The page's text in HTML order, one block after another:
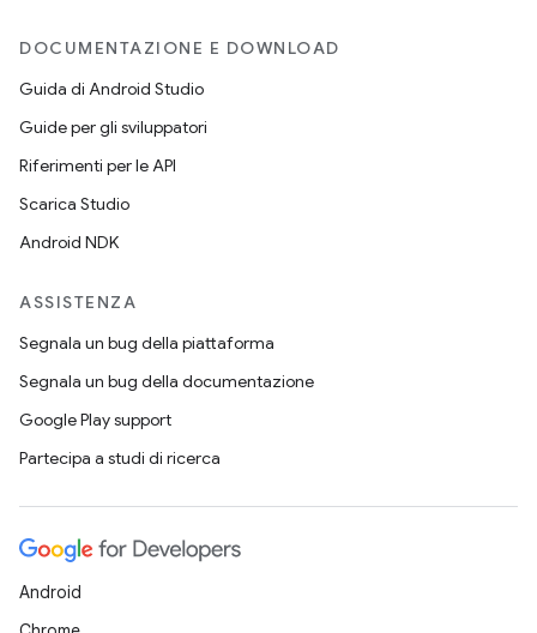
DOCUMENTAZIONE E DOWNLOAD
Guida di Android Studio
Guide per gli sviluppatori
Riferimenti per le API
Scarica Studio
Android NDK
ASSISTENZA
Segnala un bug della piattaforma
Segnala un bug della documentazione
Google Play support
Partecipa a studi di ricerca
Android